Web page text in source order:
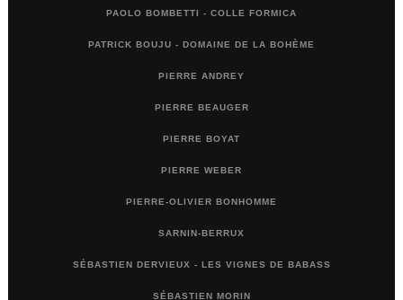
PAOLO BOMBETTI - COLLE FORMICA
PATRICK BOUJU - DOMAINE DE LA BOHÈME
PIERRE ANDREY
PIERRE BEAUGER
PIERRE BOYAT
PIERRE WEBER
PIERRE-OLIVIER BONHOMME
SARNIN-BERRUX
SÉBASTIEN DERVIEUX - LES VIGNES DE BABASS
SÉBASTIEN MORIN